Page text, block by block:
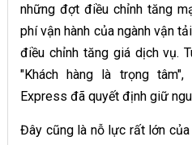
những đợt điều chỉnh tăng
phí vận hành của ngành vận
điều chỉnh tăng giá dịch vụ.
"Khách hàng là trọng
Express đã quyết định giữ
Đây cũng là nỗ lực rất lớn